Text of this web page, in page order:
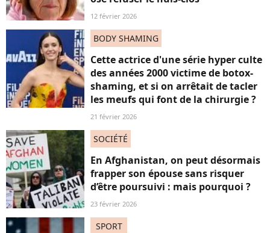
12 février 2026
BODY SHAMING
Cette actrice d'une série hyper culte
des années 2000 victime de botox-
shaming, et si on arrêtait de tacler
les meufs qui font de la chirurgie ?
21 février 2026
SOCIÉTÉ
En Afghanistan, on peut désormais
frapper son épouse sans risquer
d’être poursuivi : mais pourquoi ?
23 février 2026
SPORT